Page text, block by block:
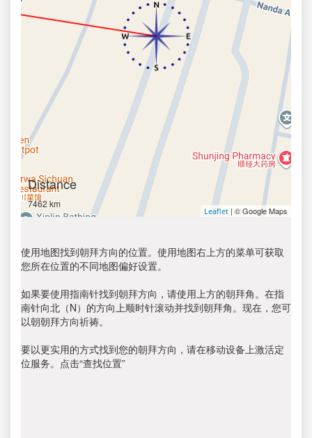
Distance
7462 km
Leaflet | © Google Maps
使用地图找到朝拜方向的位置。使用地图右上方的菜单可获取
您所在位置的不同地图偏好设置。
如果要使用指南针找到朝拜方向，请使用上方的朝拜角。在指
南针向北（N）的方向上顺时针滚动并找到朝拜角。现在，您可
以朝朝拜方向祈祷。
要以更实用的方式找到您的朝拜方向，请在移动设备上激活定
位服务。点击“查找位置”